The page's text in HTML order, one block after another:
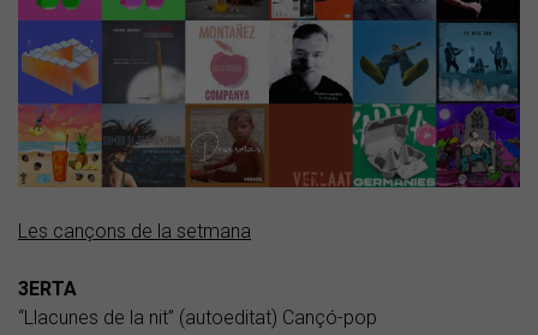
Les cançons de la setmana
3ERTA
“Llacunes de la nit” (autoeditat) Cançó-pop